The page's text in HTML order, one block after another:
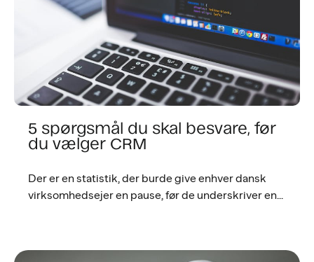
5 spørgsmål du skal besvare, før
du vælger CRM
Der er en statistik, der burde give enhver dansk
virksomhedsejer en pause, før de underskriver en...